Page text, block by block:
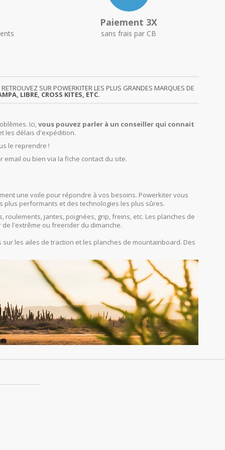
Paiement 3X
sans frais par CB
SUR POWERKITER LES PLUS GRANDES MARQUES DE
LIBRE, CROSS KITES, ETC.
Ici,vous pouvez parler à un conseiller qui connait
les délais d'expédition.
le reprendre !
email ou bien via la fiche contact du site.
une voile pour répondre à vos besoins. Powerkiter vous
performants et des technologies les plus sûres.
roulements, jantes, poignées, grip, freins, etc. Les planches de
l'extrême ou freerider du dimanche.
les ailes de traction et les planches de mountainboard. Des